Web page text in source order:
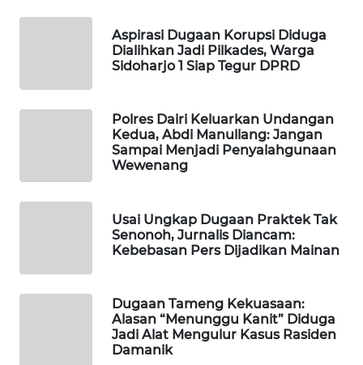
Aspirasi Dugaan Korupsi Diduga
Dialihkan Jadi Pilkades, Warga
Sidoharjo 1 Siap Tegur DPRD
Polres Dairi Keluarkan Undangan
Kedua, Abdi Manullang: Jangan
Sampai Menjadi Penyalahgunaan
Wewenang
Usai Ungkap Dugaan Praktek Tak
Senonoh, Jurnalis Diancam:
Kebebasan Pers Dijadikan Mainan
Dugaan Tameng Kekuasaan:
Alasan “Menunggu Kanit” Diduga
Jadi Alat Mengulur Kasus Rasiden
Damanik
LISTRIK
MAWAKA
ID